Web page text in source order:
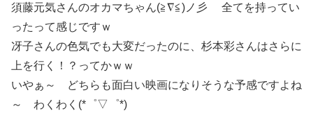
須藤元気さんのオカマちゃん(≧∇≦)ノ彡 全てを持ってい
ったって感じですｗ
冴子さんの色気でも大変だったのに、杉本彩さんはさらに
上を行く！？ってかｗｗ
いやぁ～ どちらも面白い映画になりそうな予感ですよね
～ わくわく(*゜▽゜*)